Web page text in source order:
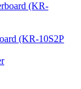
(KR-10S2P